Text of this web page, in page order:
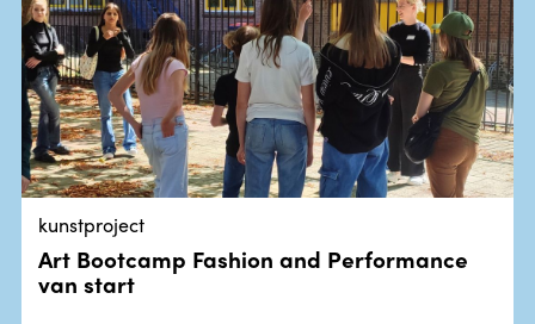
kunstproject
Art Bootcamp Fashion and Performance
van start